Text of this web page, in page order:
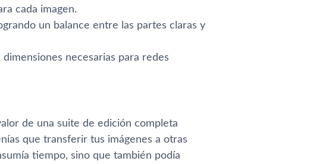
cada imagen.
un balance entre las partes claras y
necesarias para redes
de una suite de edición completa
que transferir tus imágenes a otras
tiempo, sino que también podía